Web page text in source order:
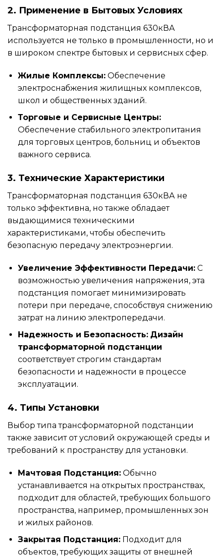
2. Применение в Бытовых Условиях
Трансформаторная подстанция 630кВА
используется не только в промышленности, но и
в широком спектре бытовых и сервисных сфер.
Жилые Комплексы:Обеспечение
электроснабжения жилищных комплексов,
школ и общественных зданий.
Торговые и Сервисные Центры:
Обеспечение стабильного электропитания
для торговых центров, больниц и объектов
важного сервиса.
3. Технические Характеристики
Трансформаторная подстанция 630кВА не
только эффективна, но также обладает
выдающимися техническими
характеристиками, чтобы обеспечить
безопасную передачу электроэнергии.
Увеличение Эффективности Передачи:С
возможностью увеличения напряжения, эта
подстанция помогает минимизировать
потери при передаче, способствуя снижению
затрат на линию электропередачи.
Надежность и Безопасность: Дизайн
трансформаторной подстанции
соответствует строгим стандартам
безопасности и надежности в процессе
эксплуатации.
4. Типы Установки
Выбор типа трансформаторной подстанции
также зависит от условий окружающей среды и
требований к пространству для установки.
Мачтовая Подстанция:Обычно
устанавливается на открытых пространствах,
подходит для областей, требующих большого
пространства, например, промышленных зон
и жилых районов.
Закрытая Подстанция:Подходит для
объектов, требующих защиты от внешней